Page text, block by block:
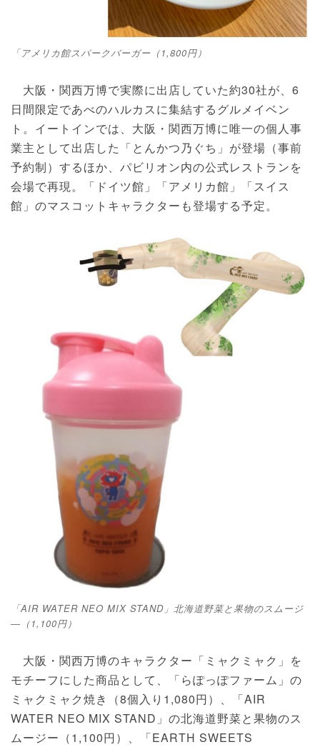
「アメリカ館スパークバーガー（1,800円）
大阪・関西万博で実際に出店していた約30社が、6
日間限定であべのハルカスに集結するグルメイベン
ト。イートインでは、大阪・関西万博に唯一の個人事
業主として出店した「とんかつ乃ぐち」が登場（事前
予約制）するほか、パビリオン内の公式レストランを
会場で再現。「ドイツ館」「アメリカ館」「スイス
館」のマスコットキャラクターも登場する予定。
「AIR WATER NEO MIX STAND」北海道野菜と果物のスムージ
―（1,100円）
大阪・関西万博のキャラクター「ミャクミャク」を
モチーフにした商品として、「らぽっぽファーム」の
ミャクミャク焼き（8個入り1,080円）、「AIR
WATER NEO MIX STAND」の北海道野菜と果物のス
ムージー（1,100円）、「EARTH SWEETS